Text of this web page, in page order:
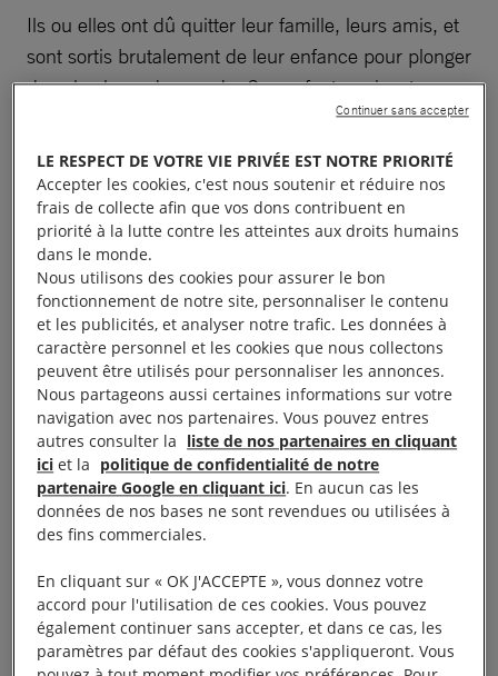
Ils ou elles ont dû quitter leur famille, leurs amis, et
sont sortis brutalement de leur enfance pour plonger
dans le chaos du monde. Ces enfants arrivent en
souvent après des parcours difficiles et
même dangereux et après avoir subi de nombreuses
violences traumatisantes : la traversée du Sahara,
l’esclavage et les violences en Libye, le danger de la
Méditerranée, l’arrivée en Italie et ses hébergements
provisoires, Vintimille, Paris, seuls, parfois sous les
coups des passeurs et des trafiquants, sans famille
ni amis.
À lire aussi : Réfugiés somaliens : la peur d’être renvoyé
vers la guerre
Mineur ou majeur ? Le
doute systématique des
autorités
LE RESPECT DE VOTRE VIE PRIVÉE EST NOTRE PRIORITÉ
Accepter les cookies, c'est nous soutenir et réduire nos
frais de collecte afin que vos dons contribuent en
priorité à la lutte contre les atteintes aux droits humains
dans le monde.
Nous utilisons des cookies pour assurer le bon
fonctionnement de notre site, personnaliser le contenu
et les publicités, et analyser notre trafic. Les données à
caractère personnel et les cookies que nous collectons
peuvent être utilisés pour personnaliser les annonces.
Nous partageons aussi certaines informations sur votre
navigation avec nos partenaires. Vous pouvez entres
autres consulter la liste de nos partenaires en cliquant
ici et la politique de confidentialité de notre
partenaire Google en cliquant ici. En aucun cas les
données de nos bases ne sont revendues ou utilisées à
des fins commerciales.
En cliquant sur « OK J'ACCEPTE », vous donnez votre
accord pour l'utilisation de ces cookies. Vous pouvez
également continuer sans accepter, et dans ce cas, les
paramètres par défaut des cookies s'appliqueront. Vous
Continuer sans accepter